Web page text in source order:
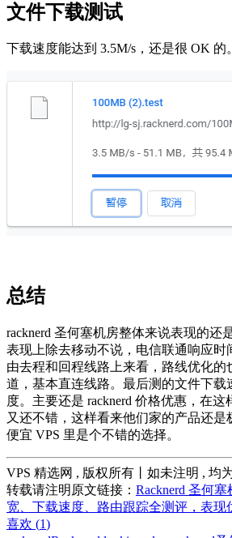
文件下载测试
下载速度能达到 3.5M/s，还是很 OK 的。
总结
racknerd 圣何塞机房整体来说表现的还
表现上除去移动不说，电信联通响应时
由去程和回程线路上来看，路线优化的
道，基本直连线路。最后测的文件下载
度。主要还是 racknerd 价格优惠，在
又还不错，这样看来他们家的产品还是
便宜 VPS 里是个不错的选择。
VPS 精选网 , 版权所有丨如未注明 , 均
转载请注明原文链接： Racknerd 圣何
宽、下载速度、路由跟踪全测评，表现
喜欢 (1)